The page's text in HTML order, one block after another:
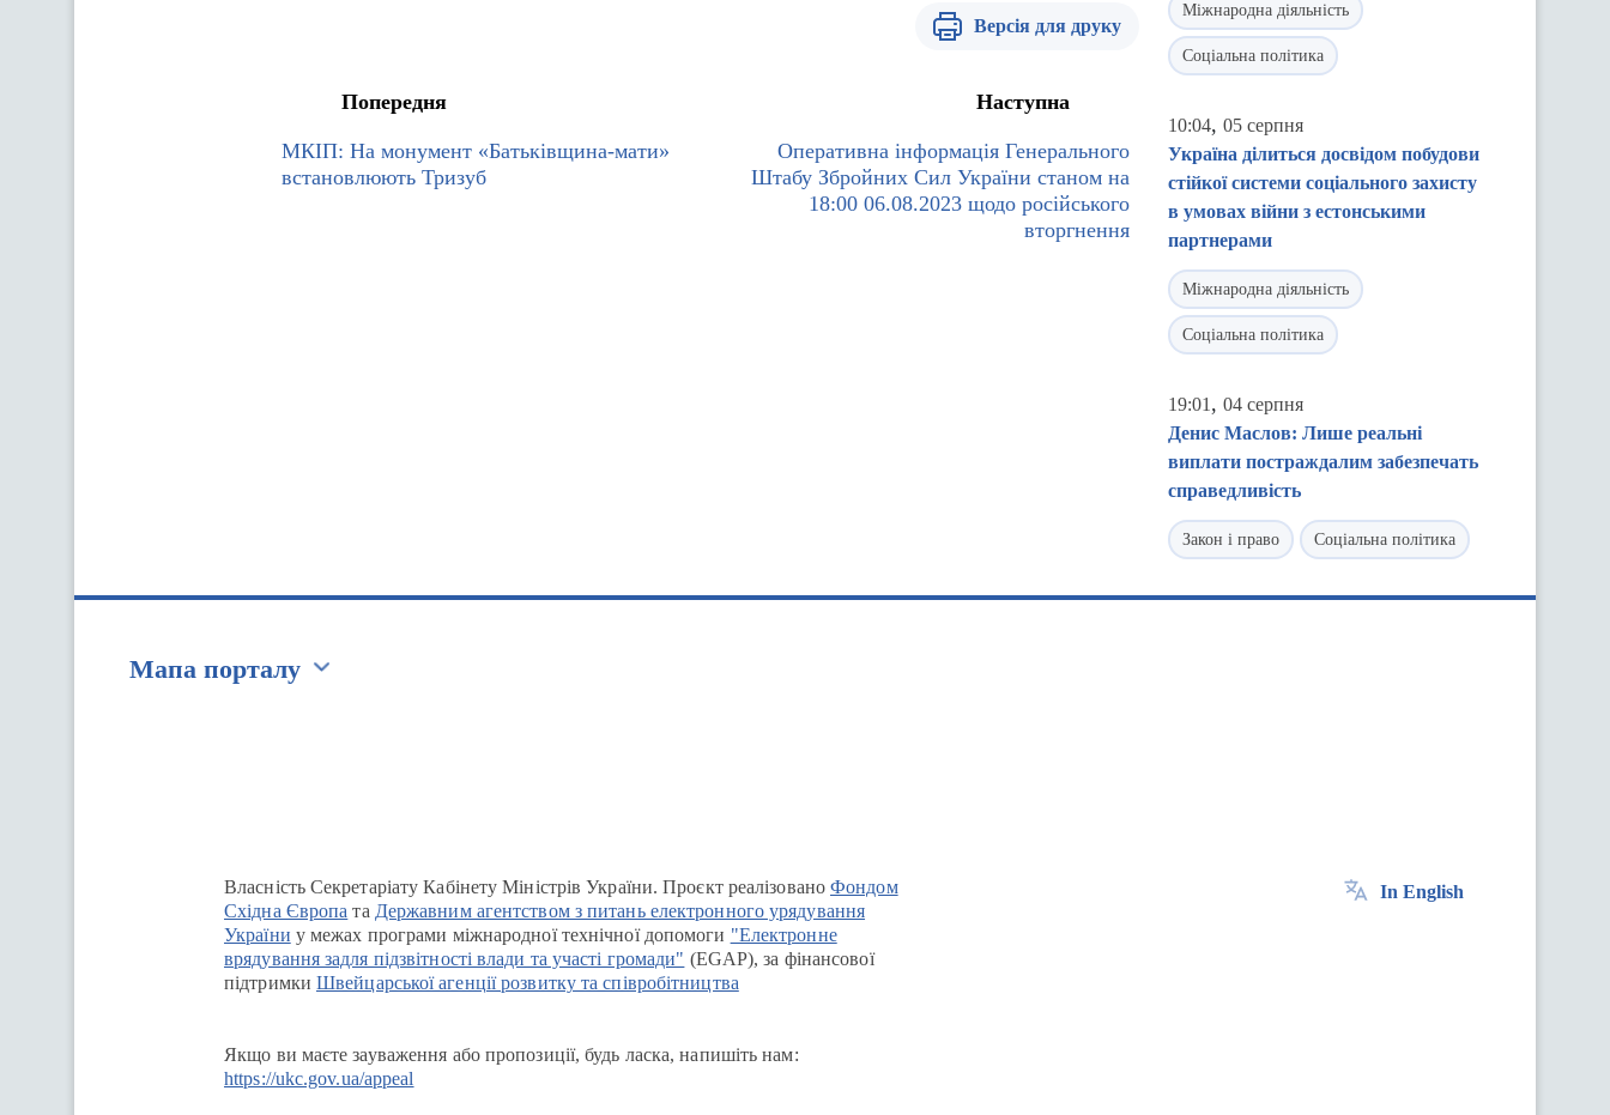
Версія для друку
Попередня
МКІП: На монумент «Батьківщина-мати»
встановлюють Тризуб
Наступна
Оперативна інформація Генерального
Штабу Збройних Сил України станом на
18:00 06.08.2023 щодо російського
вторгнення
Міжнародна діяльність
Соціальна політика
10:04, 05 серпня
Україна ділиться досвідом побудови
стійкої системи соціального захисту
в умовах війни з естонськими
партнерами
Міжнародна діяльність
Соціальна політика
19:01 , 04 серпня
Денис Маслов: Лише реальні
виплати постраждалим забезпечать
справедливість
Закон і право Соціальна політика
Мапа порталу
Власність Секретаріату Кабінету Міністрів України. Проєкт реалізованоФондом
Східна Європа та Державним агентством з питань електронного урядування
України у межах програми міжнародної технічної допомоги "Електронне
врядування задля підзвітності влади та участі громади" (EGAP), за фінансової
підтримки Швейцарської агенції розвитку та співробітництва
Якщо ви маєте зауваження або пропозиції, будь ласка, напишіть нам:
https://ukc.gov.ua/appeal
In English